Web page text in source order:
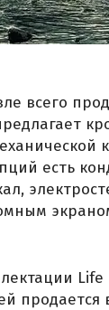
всего
есть
продается